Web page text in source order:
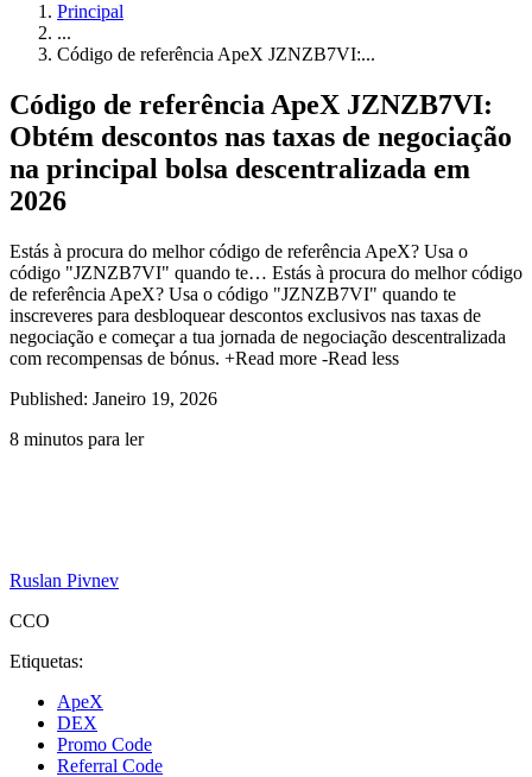
Principal
...
Código de referência ApeX JZNZB7VI:...
Código de referência ApeX JZNZB7VI:
Obtém descontos nas taxas de negociação
na principal bolsa descentralizada em
2026
Estás à procura do melhor código de referência ApeX? Usa o
código "JZNZB7VI" quando te… Estás à procura do melhor código
de referência ApeX? Usa o código "JZNZB7VI" quando te
inscreveres para desbloquear descontos exclusivos nas taxas de
negociação e começar a tua jornada de negociação descentralizada
com recompensas de bónus. +Read more -Read less
Published: Janeiro 19, 2026
8 minutos para ler
Ruslan Pivnev
CCO
Etiquetas:
ApeX
DEX
Promo Code
Referral Code